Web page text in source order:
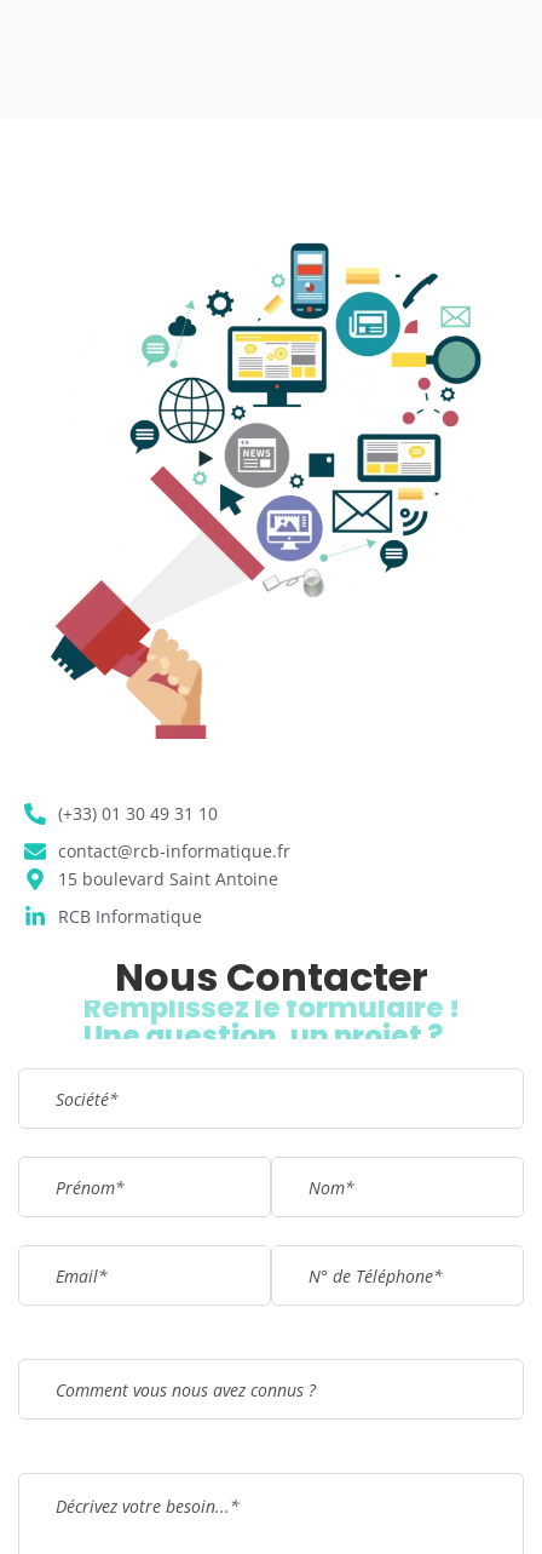
(+33) 01 30 49 31 10
contact@rcb-informatique.fr
15 boulevard Saint Antoine
RCB Informatique
Nous Contacter
Remplissez le formulaire !